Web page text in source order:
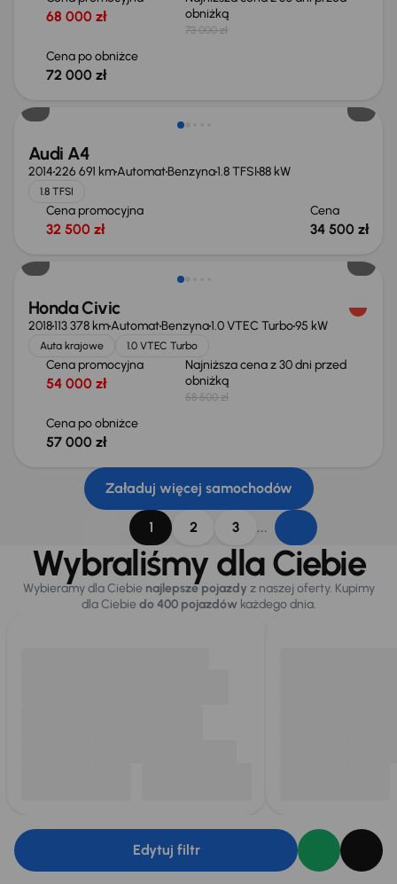
68 000 zł
obniżką
73 000 zł
Cena po obniżce
72 000 zł
Audi A4
2014226 691 kmAutomatBenzyna1.8 TFSI88 kW
1.8 TFSI
Cena promocyjna
32 500 zł
Cena
34 500 zł
Taniej o 1 500 zł
Honda Civic
2018113 378 kmAutomatBenzyna1.0 VTEC Turbo95 kW
Auta krajowe 1.0 VTEC Turbo
Cena promocyjna
54 000 zł
Najniższa cena z 30 dni przed
obniżką
58 500 zł
Cena po obniżce
57 000 zł
Załaduj więcej samochodów
1 2 3 ...
Wybraliśmy dla Ciebie
Wybieramy dla Ciebie najlepsze pojazdy z naszej oferty. Kupimy
dla Ciebiedo 400 pojazdówkażdego dnia.
Edytuj filtr